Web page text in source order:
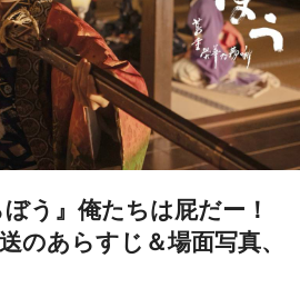
う』俺たちは屁だー！
のあらすじ＆場面写真、